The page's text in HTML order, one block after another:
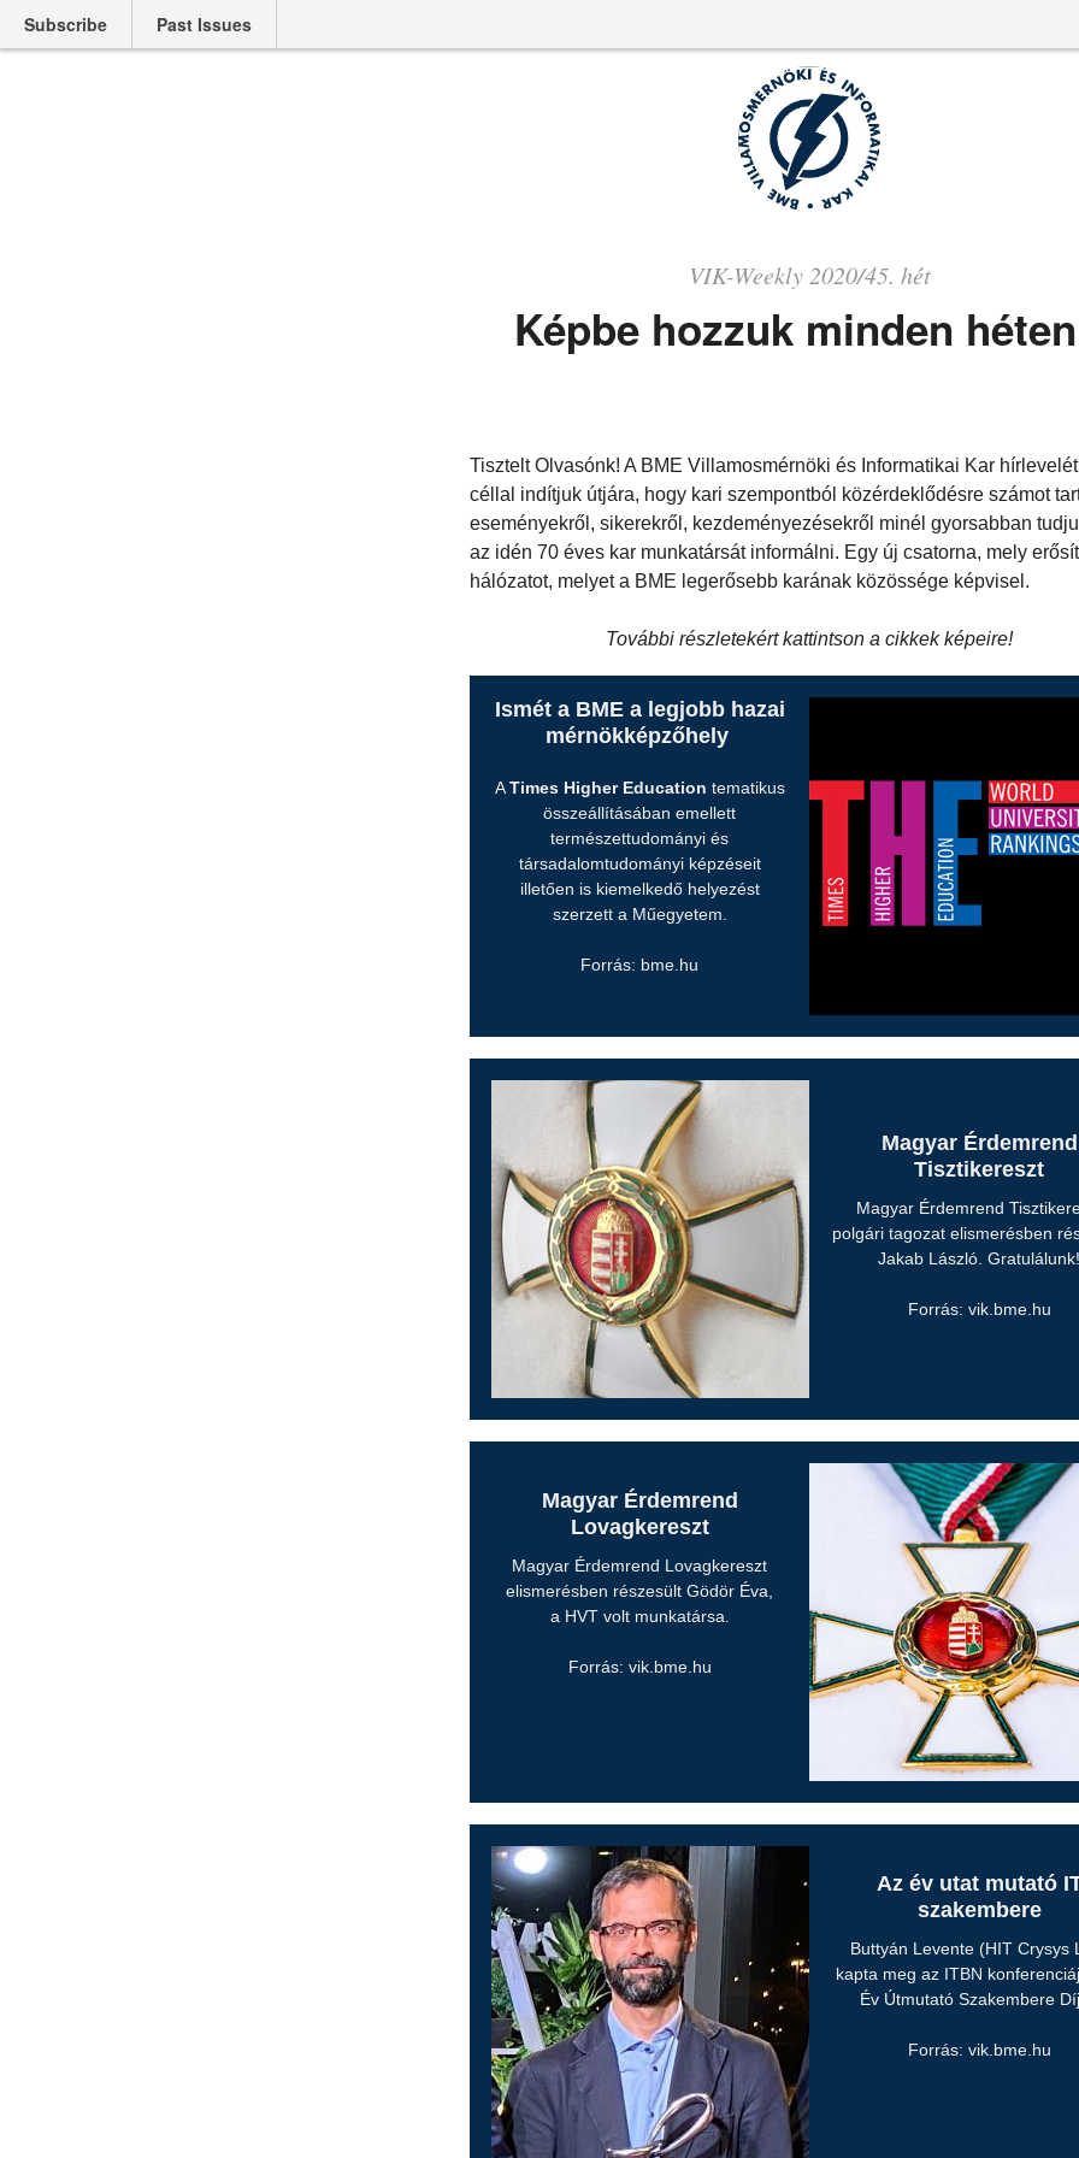
Subscribe Past Issues
VIK-Weekly 2020/45. hét
Képbe hozzuk minden
Tisztelt Olvasónk! A BME Villamosmérnöki és Informatikai Kar
céllal indítjuk útjára, hogy kari szempontból közérdeklődésre számot
eseményekről, sikerekről, kezdeményezésekről minél gyorsabban
az idén 70 éves kar munkatársát informálni. Egy új csatorna, mely
hálózatot, melyet a BME legerősebb karának közössége képvisel.
További részletekért kattintson a cikkek képeire!
Ismét a BME a legjobb hazai
mérnökképzőhely
ATimes Higher Education tematikus
összeállításában emellett
természettudományi és
társadalomtudományi képzéseit
illetően is kiemelkedő helyezést
szerzett a Műegyetem.
Forrás: bme.hu
Magyar Érdemrend
Tisztikereszt
Magyar Érdemrend
polgári tagozat elismerésben
Jakab László. Gratulálunk!
Forrás: vik.bme.hu
Magyar Érdemrend
Lovagkereszt
Magyar Érdemrend Lovagkereszt
elismerésben részesült Gödör Éva,
a HVT volt munkatársa.
Forrás: vik.bme.hu
Az év utat mutató
szakembere
Buttyán Levente (HIT Crysys
kapta meg az ITBN
Év Útmutató Szakembere
Forrás: vik.bme.hu